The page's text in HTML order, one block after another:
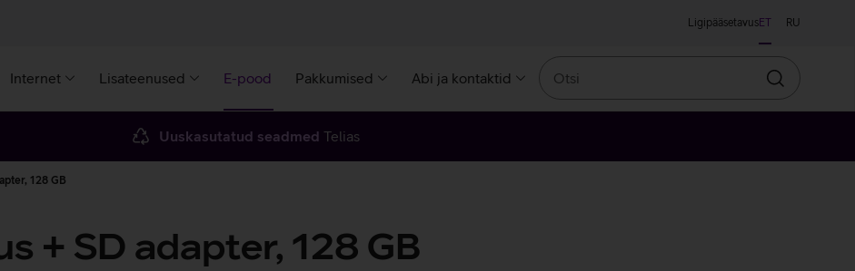
LigipääsetavusET RU
Internet Lisateenused E-pood Pakkumised Abi ja kontaktid
Otsin
Uuskasutatud seadmed Telias
128 GB
+ SD adapter, 128 GB